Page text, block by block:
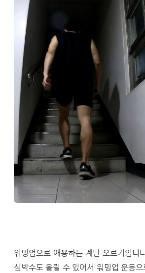
워밍업으로 애용하는 계단 오르기입니
심박수도 올릴 수 있어서 워밍업 운동